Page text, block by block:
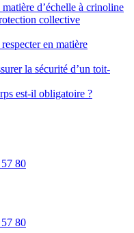
d’échelle à crinoline
collective
en matière
la sécurité d’un toit-
est-il obligatoire ?
80
80